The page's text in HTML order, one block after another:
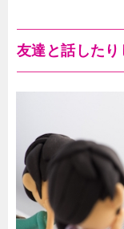
友達と話したり